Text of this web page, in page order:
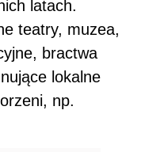
latach.
teatry, muzea,
bractwa
lokalne
np.